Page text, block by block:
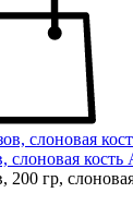
слоновая кость
200 гр,